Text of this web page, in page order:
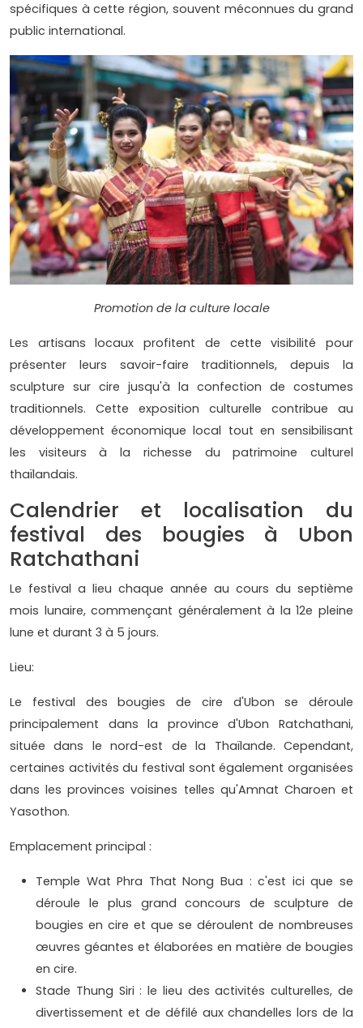
spécifiques à cette région, souvent méconnues du grand
public international.
Promotion de la culture locale
Les artisans locaux profitent de cette visibilité pour
présenter leurs savoir-faire traditionnels, depuis la
sculpture sur cire jusqu'à la confection de costumes
traditionnels. Cette exposition culturelle contribue au
développement économique local tout en sensibilisant
les visiteurs à la richesse du patrimoine culturel
thaïlandais.
Calendrier et localisation du
festival des bougies à Ubon
Ratchathani
Le festival a lieu chaque année au cours du septième
mois lunaire, commençant généralement à la 12e pleine
lune et durant 3 à 5 jours.
Lieu:
Le festival des bougies de cire d'Ubon se déroule
principalement dans la province d'Ubon Ratchathani,
située dans le nord-est de la Thaïlande. Cependant,
certaines activités du festival sont également organisées
dans les provinces voisines telles qu'Amnat Charoen et
Yasothon.
Emplacement principal :
Temple Wat Phra That Nong Bua : c'est ici que se
déroule le plus grand concours de sculpture de
bougies en cire et que se déroulent de nombreuses
œuvres géantes et élaborées en matière de bougies
en cire.
Stade Thung Siri : le lieu des activités culturelles, de
divertissement et de défilé aux chandelles lors de la